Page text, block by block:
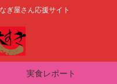
ぎ屋さん応援サイト
実食レポート